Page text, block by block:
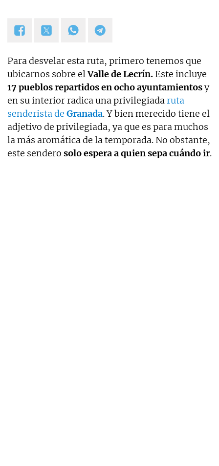
Para desvelar esta ruta, primero tenemos que
ubicarnos sobre elValle de Lecrín. Este incluye
17 pueblos repartidos en ocho ayuntamientosy
en su interior radica una privilegiadaruta
senderista de Granada. Y bien merecido tiene el
adjetivo de privilegiada, ya que es para muchos
la más aromática de la temporada. No obstante,
este sendero solo espera a quien sepa cuándo ir.